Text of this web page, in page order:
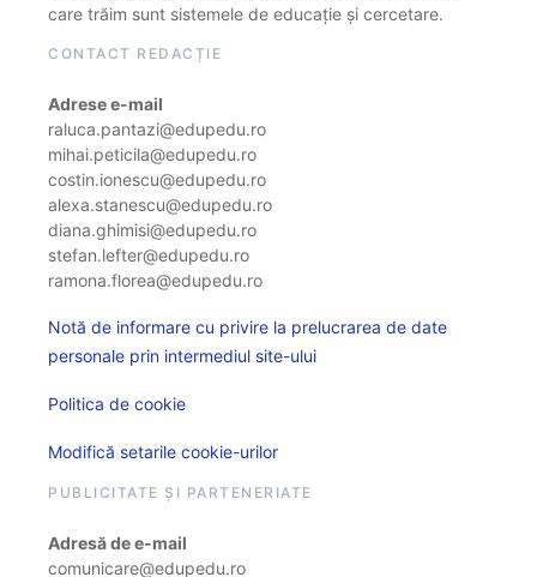
care trăim sunt sistemele de educație și cercetare.
CONTACT REDACȚIE
Adrese e-mail
raluca.pantazi@edupedu.ro
mihai.peticila@edupedu.ro
costin.ionescu@edupedu.ro
alexa.stanescu@edupedu.ro
diana.ghimisi@edupedu.ro
stefan.lefter@edupedu.ro
ramona.florea@edupedu.ro
Notă de informare cu privire la prelucrarea de date
personale prin intermediul site-ului
Politica de cookie
Modifică setarile cookie-urilor
PUBLICITATE ȘI PARTENERIATE
Adresă de e-mail
comunicare@edupedu.ro